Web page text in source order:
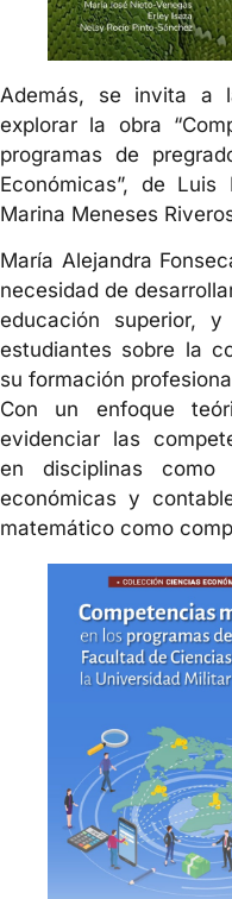
Además, se invita a
explorar la obra
programas de
Económicas”, de Luis
Marina Meneses
María Alejandra
necesidad de
educación superior,
estudiantes sobre la
su formación
Con un enfoque
evidenciar las
en disciplinas como
económicas y
matemático como